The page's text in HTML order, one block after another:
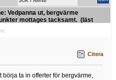
Vedpanna ut, bergvärme
mottages tacksamt. (läst
Citera
börja ta in offerter för bergvärme,